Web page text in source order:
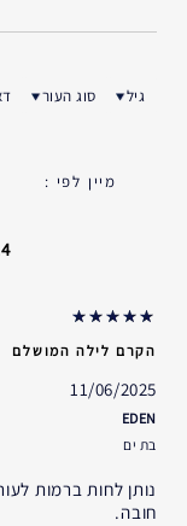
תומכת בחלבון רב-
אידיאלי עבור
סימני הזדקנות
הרמה, מיצוק
קמטים וקמטוטים
עמימות, אובדן זוהר
יובש וצחיחות
קרם לילה
גיל
סוג העור
14
הקרם לילה המושלם
11/06/2025
EDEN
בת ים
נותן לחות ברמות
חובה.